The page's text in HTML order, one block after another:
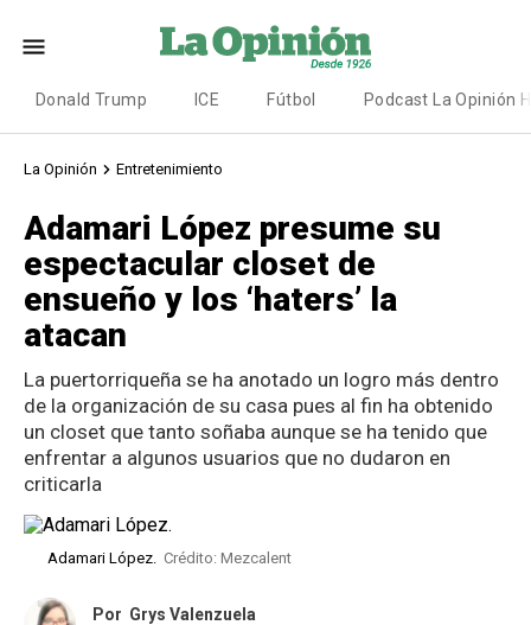
Donald Trump ICE Fútbol Podcast La Opinión
La Opinión Entretenimiento
Adamari López presume su
espectacular closet de
ensueño y los ‘haters’ la
atacan
La puertorriqueña se ha anotado un logro más dentro
de la organización de su casa pues al fin ha obtenido
un closet que tanto soñaba aunque se ha tenido que
enfrentar a algunos usuarios que no dudaron en
criticarla
Adamari López. Crédito: Mezcalent
Por Grys Valenzuela